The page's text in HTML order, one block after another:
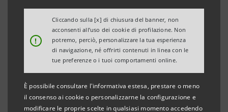
!
Cliccando sulla [x] di chiusura del banner, non
acconsenti all’uso dei cookie di profilazione. Non
potremo, perciò, personalizzare la tua esperienza
di navigazione, né offrirti contenuti in linea con le
tue preferenze o i tuoi comportamenti online.
È possibile consultare l'informativa estesa, prestare o meno
il consenso ai cookie o personalizzarne la configurazione e
modificare le proprie scelte in qualsiasi momento accedendo
ALLA CITTÀ
Dal 20 al 22 giugno un palinsesto di appuntamenti
di musica, teatro, arte, cinema e visite guidate
Torino, grattacielo Intesa Sanpaolo, corso
Inghilterra 3